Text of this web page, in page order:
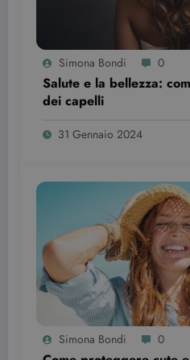
Simona Bondi 0
Salute e la bellezza:
dei capelli
31 Gennaio 2024
Simona Bondi 0
wordpress_test_cookie
Nome